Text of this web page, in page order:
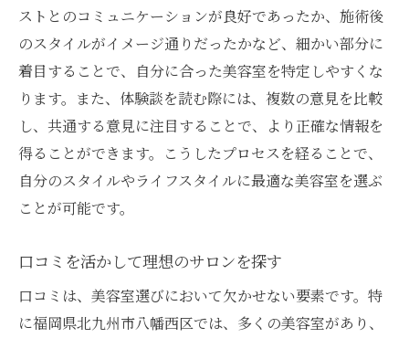
ストとのコミュニケーションが良好であったか、施術後
のスタイルがイメージ通りだったかなど、細かい部分に
着目することで、自分に合った美容室を特定しやすくな
ります。また、体験談を読む際には、複数の意見を比較
し、共通する意見に注目することで、より正確な情報を
得ることができます。こうしたプロセスを経ることで、
自分のスタイルやライフスタイルに最適な美容室を選ぶ
ことが可能です。
口コミを活かして理想のサロンを探す
口コミは、美容室選びにおいて欠かせない要素です。特
に福岡県北九州市八幡西区では、多くの美容室があり、